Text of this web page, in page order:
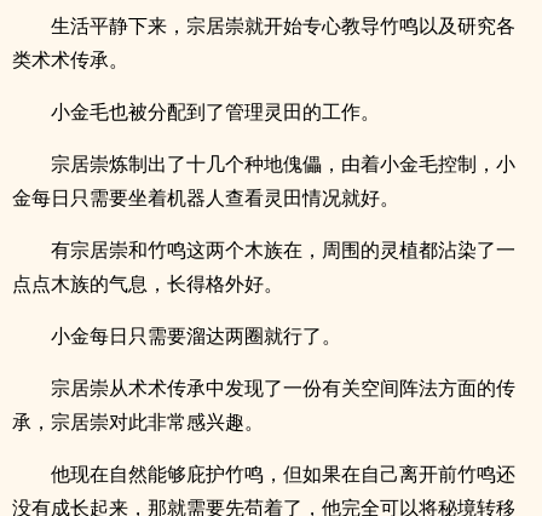
生活平静下来，宗居崇就开始专心教导竹鸣以及研究各
类术术传承。
小金毛也被分配到了管理灵田的工作。
宗居崇炼制出了十几个种地傀儡，由着小金毛控制，小
金每日只需要坐着机器人查看灵田情况就好。
有宗居崇和竹鸣这两个木族在，周围的灵植都沾染了一
点点木族的气息，长得格外好。
小金每日只需要溜达两圈就行了。
宗居崇从术术传承中发现了一份有关空间阵法方面的传
承，宗居崇对此非常感兴趣。
他现在自然能够庇护竹鸣，但如果在自己离开前竹鸣还
没有成长起来，那就需要先苟着了，他完全可以将秘境转移